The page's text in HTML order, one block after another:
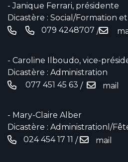
- Janique Ferrari, présidente
Dicastère : Social/Formation
079 4248707 /
- Caroline Ilboudo, vice-
Dicastère : Administration
077 451 45 63 / mail
- Mary-Claire Alber
Dicastère : Administrationl/
024 454 17 11‬ / mail